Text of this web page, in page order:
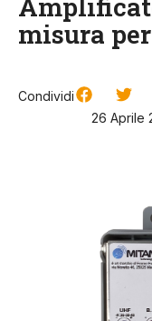
misura
Condividi
26 Aprile